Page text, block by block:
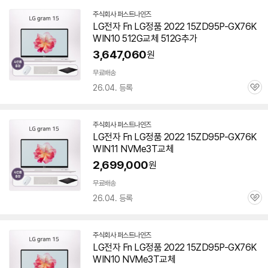
주식회사 퍼스트나인즈네
이
버
페
이
LG전자 Fn LG정품 2022 15ZD95P-GX76K
WIN10 512G교체 512G추가
3,647,060원
무료배송
26.04. 등록
관
주식회사 퍼스트나인즈네
이
버
페
이
LG전자 Fn LG정품 2022 15ZD95P-GX76K
WIN11 NVMe3T교체
2,699,000원
무료배송
26.04. 등록
관
주식회사 퍼스트나인즈네
이
버
LG전자 Fn LG정품 2022 15ZD95P-GX76K
WIN10 NVMe3T교체